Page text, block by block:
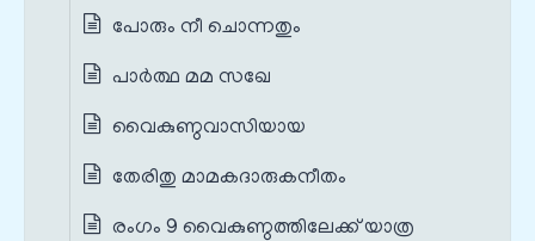
പോരും നീ ചൊന്നതും
പാർത്ഥ മമ സഖേ
വൈകുണ്ഠവാസിയായ
തേരിതു മാമകദാരുകനീതം
രംഗം 9 വൈകുണ്ഠത്തിലേക്ക് യാത്ര